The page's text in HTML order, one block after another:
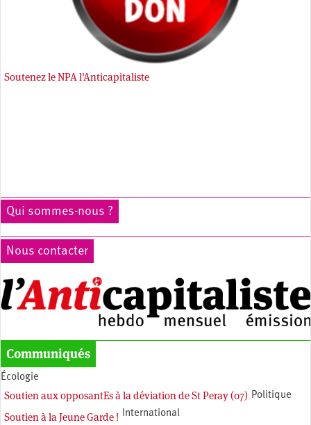
Soutenez le NPA l'Anticapitaliste
Qui sommes-nous ?
Nous contacter
Communiqués
Écologie
Soutien aux opposantEs à la déviation de St Peray (07) Politique
Soutien à la Jeune Garde ! International